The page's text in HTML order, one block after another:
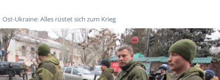
Ost-Ukraine: Alles rüstet sich zum Krieg